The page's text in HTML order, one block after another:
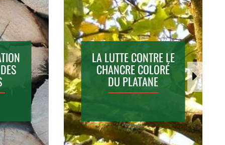
ABATTAGE D'ARBRES
LA LUTTE CONTRE LE
CHANCRE COLORÉ
DU PLATANE